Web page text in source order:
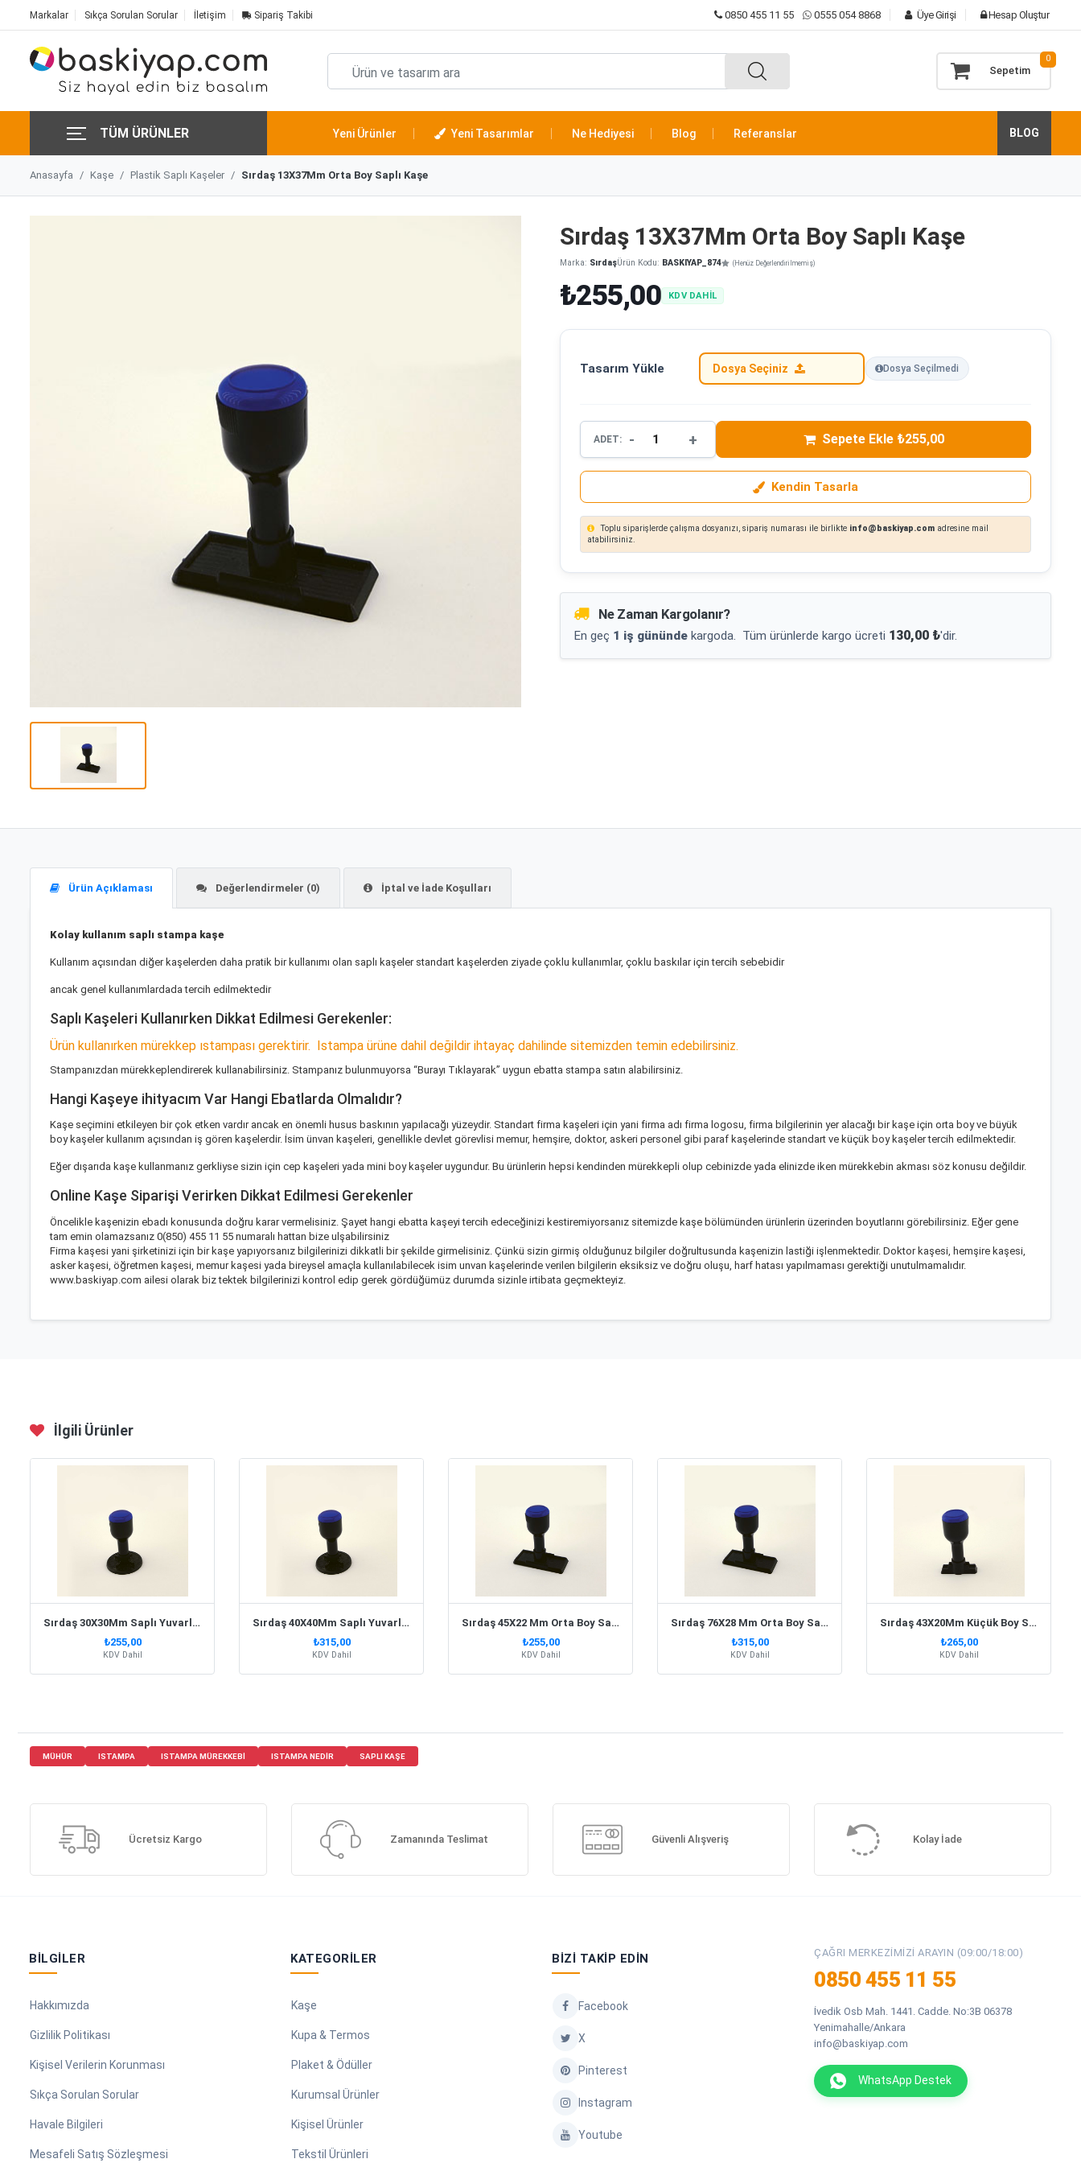
Markalar Sıkça Sorulan Sorular İletişim Sipariş Takibi 0850 455 11 55 0555 054 8868 Üye Girişi Hesap Oluştur
Sepetim
0
TÜM ÜRÜNLER Yeni Ürünler Yeni Tasarımlar Ne Hediyesi Blog Referanslar BLOG
Anasayfa Kaşe Plastik Saplı Kaşeler Sırdaş 13X37Mm Orta Boy Saplı Kaşe
Sırdaş 13X37Mm Orta Boy Saplı Kaşe
Marka: SırdaşÜrün Kodu: BASKIYAP_874 (Henüz Değerlendirilmemiş)
₺255,00 KDV DAHİL
Tasarım Yükle Dosya Seçiniz Dosya Seçilmedi
ADET: - + Sepete Ekle ₺255,00
Kendin Tasarla
Toplu siparişlerde çalışma dosyanızı, sipariş numarası ile birlikte info@baskiyap.com adresine mail
atabilirsiniz.
Ne Zaman Kargolanır?
En geç 1 iş gününde kargoda. Tüm ürünlerde kargo ücreti 130,00 ₺'dir.
Ürün Açıklaması Değerlendirmeler (0) İptal ve İade Koşulları
Kolay kullanım saplı stampa kaşe
Kullanım açısından diğer kaşelerden daha pratik bir kullanımı olan saplı kaşeler standart kaşelerden ziyade çoklu kullanımlar, çoklu baskılar için tercih sebebidir
ancak genel kullanımlardada tercih edilmektedir
Saplı Kaşeleri Kullanırken Dikkat Edilmesi Gerekenler:
Ürün kullanırken mürekkep ıstampası gerektirir. Istampa ürüne dahil değildir ihtayaç dahilinde sitemizden temin edebilirsiniz.
Stampanızdan mürekkeplendirerek kullanabilirsiniz. Stampanız bulunmuyorsa “Burayı Tıklayarak” uygun ebatta stampa satın alabilirsiniz.
Hangi Kaşeye ihityacım Var Hangi Ebatlarda Olmalıdır?
Kaşe seçimini etkileyen bir çok etken vardır ancak en önemli husus baskının yapılacağı yüzeydir. Standart firma kaşeleri için yani firma adı firma logosu, firma bilgilerinin yer alacağı bir kaşe için orta boy ve büyük
boy kaşeler kullanım açısından iş gören kaşelerdir. İsim ünvan kaşeleri, genellikle devlet görevlisi memur, hemşire, doktor, askeri personel gibi paraf kaşelerinde standart ve küçük boy kaşeler tercih edilmektedir.
Eğer dışarıda kaşe kullanmanız gerkliyse sizin için cep kaşeleri yada mini boy kaşeler uygundur. Bu ürünlerin hepsi kendinden mürekkepli olup cebinizde yada elinizde iken mürekkebin akması söz konusu değildir.
Online Kaşe Siparişi Verirken Dikkat Edilmesi Gerekenler
Öncelikle kaşenizin ebadı konusunda doğru karar vermelisiniz. Şayet hangi ebatta kaşeyi tercih edeceğinizi kestiremiyorsanız sitemizde kaşe bölümünden ürünlerin üzerinden boyutlarını görebilirsiniz. Eğer gene
tam emin olamazsanız 0(850) 455 11 55 numaralı hattan bize ulşabilirsiniz
Firma kaşesi yani şirketinizi için bir kaşe yapıyorsanız bilgilerinizi dikkatli bir şekilde girmelisiniz. Çünkü sizin girmiş olduğunuz bilgiler doğrultusunda kaşenizin lastiği işlenmektedir. Doktor kaşesi, hemşire kaşesi,
asker kaşesi, öğretmen kaşesi, memur kaşesi yada bireysel amaçla kullanılabilecek isim unvan kaşelerinde verilen bilgilerin eksiksiz ve doğru oluşu, harf hatası yapılmaması gerektiği unutulmamalıdır.
www.baskiyap.com ailesi olarak biz tektek bilgilerinizi kontrol edip gerek gördüğümüz durumda sizinle irtibata geçmekteyiz.
İlgili Ürünler
Sırdaş 30X30Mm Saplı Yuvarlak Kaşe
₺255,00
KDV Dahil
Sırdaş 40X40Mm Saplı Yuvarlak Kaşe
₺315,00
KDV Dahil
Sırdaş 45X22 Mm Orta Boy Saplı Kaşe
₺255,00
KDV Dahil
Sırdaş 76X28 Mm Orta Boy Saplı Kaşe
₺315,00
KDV Dahil
Sırdaş 43X20Mm Küçük Boy Saplı Kaşe
₺265,00
KDV Dahil
MÜHÜR ISTAMPA ISTAMPA MÜREKKEBI ISTAMPA NEDIR SAPLI KAŞE
Ücretsiz Kargo Zamanında Teslimat Güvenli Alışveriş Kolay İade
BILGILER
Hakkımızda
Gizlilik Politikası
Kişisel Verilerin Korunması
Sıkça Sorulan Sorular
Havale Bilgileri
Mesafeli Satış Sözleşmesi
KATEGORILER
Kaşe
Kupa & Termos
Plaket & Ödüller
Kurumsal Ürünler
Kişisel Ürünler
Tekstil Ürünleri
BIZI TAKIP EDIN
Facebook
X
Pinterest
Instagram
Youtube
ÇAĞRI MERKEZIMIZI ARAYIN (09:00/18:00)
0850 455 11 55
İvedik Osb Mah. 1441. Cadde. No:3B 06378
Yenimahalle/Ankara
info@baskiyap.com
WhatsApp Destek